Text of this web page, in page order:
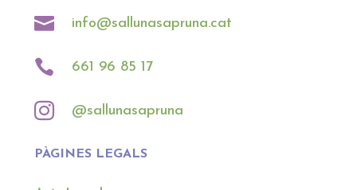
 info@sallunasapruna.cat
 661 96 85 17
 @sallunasapruna
PÀGINES LEGALS